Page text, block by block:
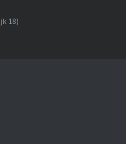
18)